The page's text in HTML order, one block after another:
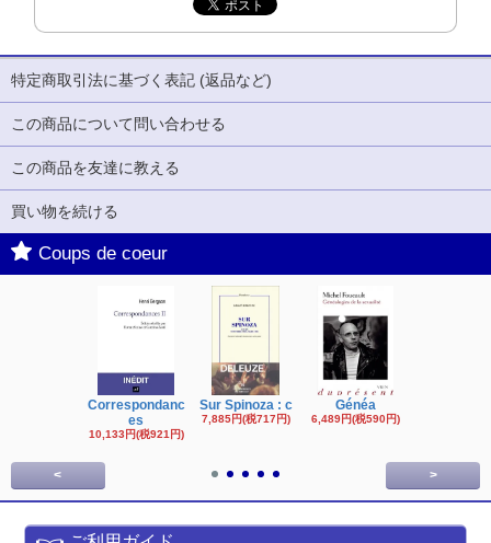
特定商取引法に基づく表記 (返品など)
この商品について問い合わせる
この商品を友達に教える
買い物を続ける
Coups de coeur
Correspondanc
es
10,133円(税921円)
Sur Spinoza : c
7,885円(税717円)
Généa
6,489円(税590円)
< >